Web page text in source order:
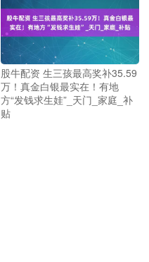
股牛配资 生三孩最高奖补35.59
万！真金白银最实在！有地
方“发钱求生娃”_天门_家庭_补
贴